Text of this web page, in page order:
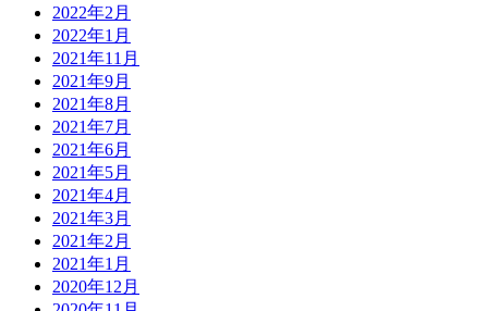
2022年2月
2022年1月
2021年11月
2021年9月
2021年8月
2021年7月
2021年6月
2021年5月
2021年4月
2021年3月
2021年2月
2021年1月
2020年12月